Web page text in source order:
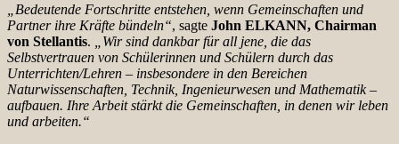
Bedeutende Fortschritte entstehen, wenn Gemeinschaften und
Partner ihre Kräfte bündeln“, sagte John ELKANN, Chairman
von Stellantis.
„Wir sind dankbar für all jene, die das
Selbstvertrauen von Schülerinnen und Schülern durch das
Unterrichten/Lehren – insbesondere in den Bereichen
Naturwissenschaften, Technik, Ingenieurwesen und Mathematik –
aufbauen. Ihre Arbeit stärkt die Gemeinschaften, in denen wir leben
und arbeiten.“